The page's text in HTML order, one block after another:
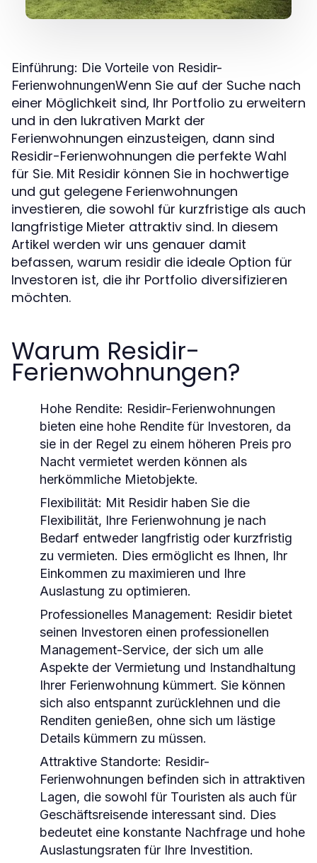
Einführung: Die Vorteile von Residir-
FerienwohnungenWenn Sie auf der Suche nach
einer Möglichkeit sind, Ihr Portfolio zu erweitern
und in den lukrativen Markt der
Ferienwohnungen einzusteigen, dann sind
Residir-Ferienwohnungen die perfekte Wahl
für Sie. Mit Residir können Sie in hochwertige
und gut gelegene Ferienwohnungen
investieren, die sowohl für kurzfristige als auch
langfristige Mieter attraktiv sind. In diesem
Artikel werden wir uns genauer damit
befassen, warum residir die ideale Option für
Investoren ist, die ihr Portfolio diversifizieren
möchten.
Warum Residir-
Ferienwohnungen?
Hohe Rendite: Residir-Ferienwohnungen
bieten eine hohe Rendite für Investoren, da
sie in der Regel zu einem höheren Preis pro
Nacht vermietet werden können als
herkömmliche Mietobjekte.
Flexibilität: Mit Residir haben Sie die
Flexibilität, Ihre Ferienwohnung je nach
Bedarf entweder langfristig oder kurzfristig
zu vermieten. Dies ermöglicht es Ihnen, Ihr
Einkommen zu maximieren und Ihre
Auslastung zu optimieren.
Professionelles Management: Residir bietet
seinen Investoren einen professionellen
Management-Service, der sich um alle
Aspekte der Vermietung und Instandhaltung
Ihrer Ferienwohnung kümmert. Sie können
sich also entspannt zurücklehnen und die
Renditen genießen, ohne sich um lästige
Details kümmern zu müssen.
Attraktive Standorte: Residir-
Ferienwohnungen befinden sich in attraktiven
Lagen, die sowohl für Touristen als auch für
Geschäftsreisende interessant sind. Dies
bedeutet eine konstante Nachfrage und hohe
Auslastungsraten für Ihre Investition.